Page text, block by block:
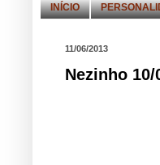
INÍCIO
11/06/2013
Nezinho 10/